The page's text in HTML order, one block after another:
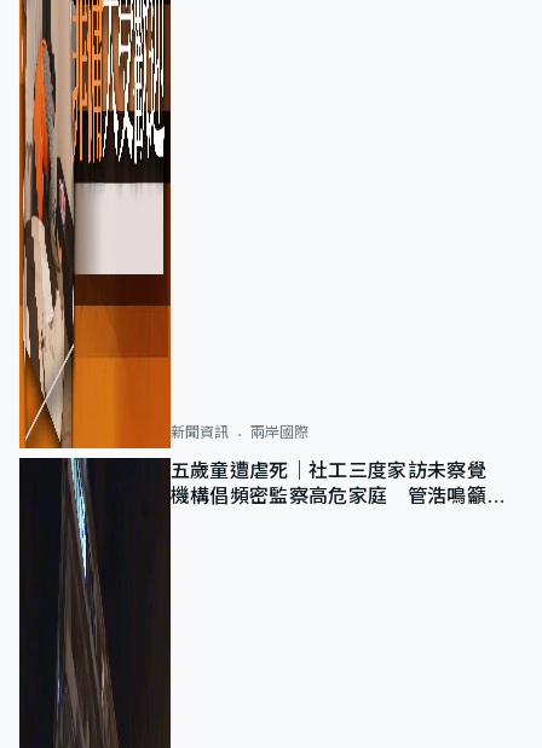
新聞資訊 兩岸國際
五歲童遭虐死｜社工三度家訪未察覺
機構倡頻密監察高危家庭 管浩鳴籲加